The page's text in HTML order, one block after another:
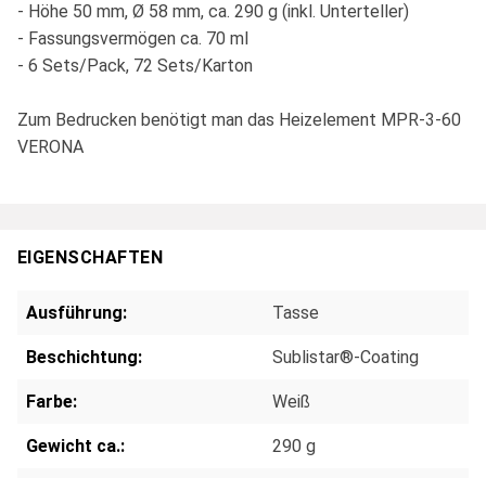
- Höhe 50 mm, Ø 58 mm, ca. 290 g (inkl. Unterteller)
- Fassungsvermögen ca. 70 ml
- 6 Sets/Pack, 72 Sets/Karton
Zum Bedrucken benötigt man das Heizelement MPR-3-60
VERONA
EIGENSCHAFTEN
Ausführung: Tasse
Beschichtung: Sublistar®-Coating
Farbe: Weiß
Gewicht ca.: 290 g